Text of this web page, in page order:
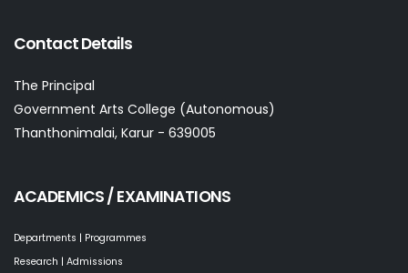
Contact Details
The Principal
Government Arts College (Autonomous)
Thanthonimalai, Karur - 639005
ACADEMICS / EXAMINATIONS
Departments | Programmes
Research | Admissions